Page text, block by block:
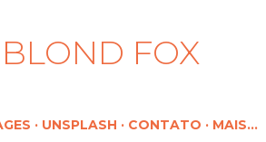
FOX
UNSPLASH CONTATO MAIS…